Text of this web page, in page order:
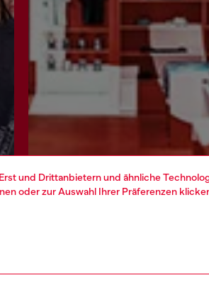
und Drittanbietern und ähnliche
oder zur Auswahl Ihrer Präferenzen